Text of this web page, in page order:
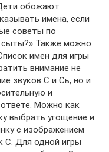
обожают
имена, если
советы по
сыты?» Также можно
имен для игры
внимание не
звуков С и Сь, но и
и
Можно как
выбрать угощение и
с изображением
С. Для одной игры